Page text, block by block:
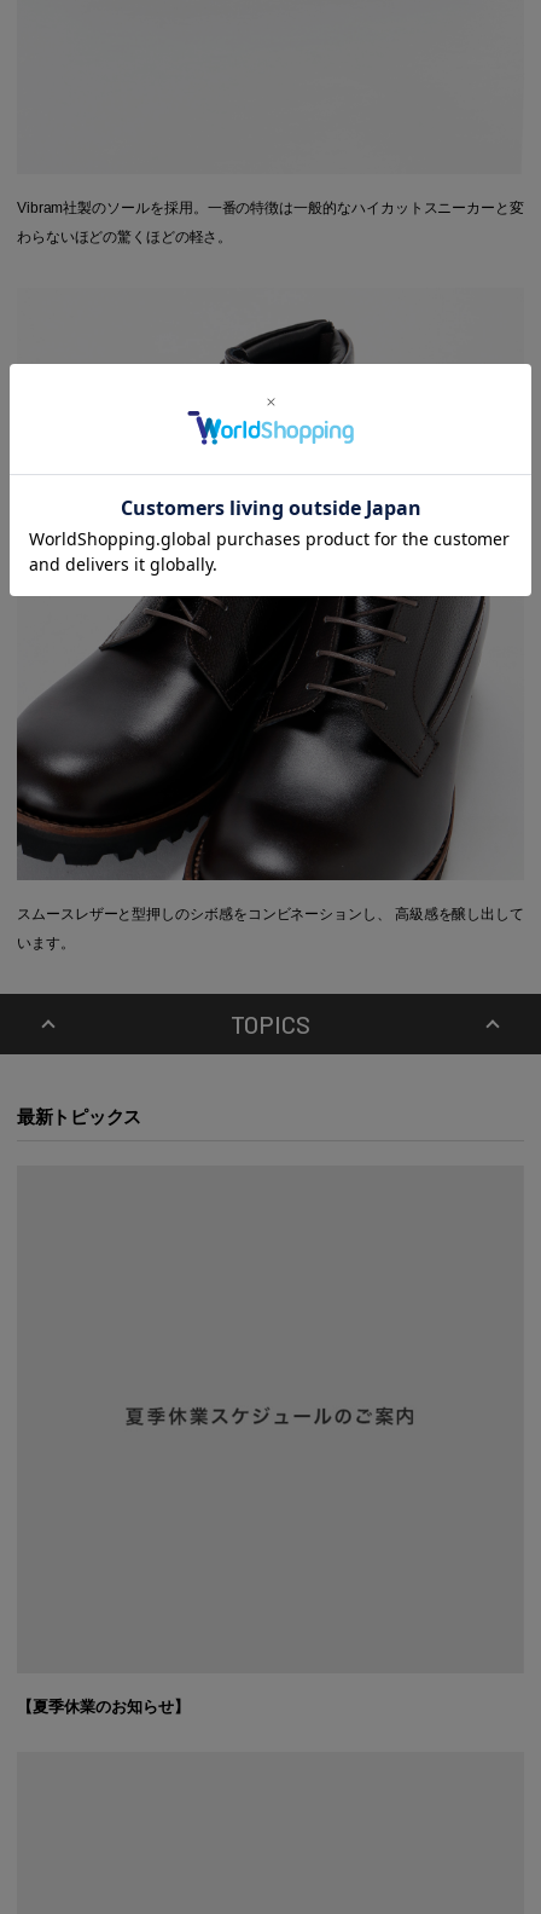
Vibram社製のソールを採用。一番の特徴は一般的なハイカットスニーカーと変
わらないほどの驚くほどの軽さ。
スムースレザーと型押しのシボ感をコンビネーションし、 高級感を醸し出して
います。
TOPICS
最新トピックス
【夏季休業のお知らせ】